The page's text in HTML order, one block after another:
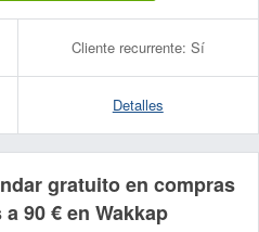
Cliente recurrente: Sí
Detalles
gratuito en compras
90 € en Wakkap